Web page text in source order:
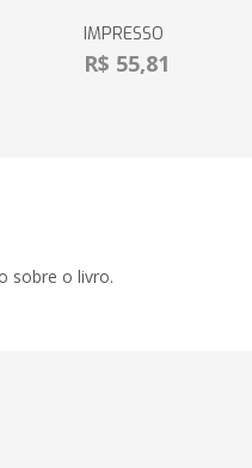
IMPRESSO
R$ 55,81
sobre o livro.